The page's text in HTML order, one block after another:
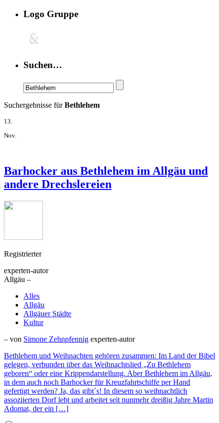
Logo Gruppe
Suchen…
Suchergebnisse fürBethlehem
13.
Nov.
Barhocker aus Bethlehem im Allgäu und
andere Drechslereien
Registrierter
experten-autor
Allgäu –
Alles
Allgäu
Allgäuer Städte
Kultur
– von Simone Zehnpfennig experten-autor
Bethlehem und Weihnachten gehören zusammen: Im Land der Bibel
gelegen, verbunden über das Weihnachtslied „Zu Bethlehem
geboren“ oder eine Krippendarstellung. Aber Bethlehem im Allgäu,
in dem auch noch Barhocker für Kreuzfahrtschiffe per Hand
gefertigt werden? Ja, das gibt´s! In diesem so weihnachtlich
assoziierten Dorf lebt und arbeitet seit nunmehr dreißig Jahre Martin
Adomat, der ein […]